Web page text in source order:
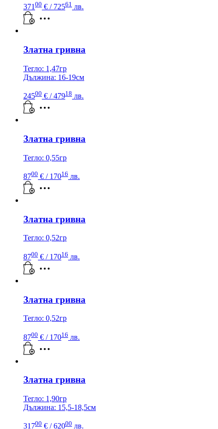
37100 € / 72561 лв.
Златна гривна
Тегло: 1,47гр
Дължина: 16-19см
24500 € / 47918 лв.
Златна гривна
Тегло: 0,55гр
8700 € / 17016 лв.
Златна гривна
Тегло: 0,52гр
8700 € / 17016 лв.
Златна гривна
Тегло: 0,52гр
8700 € / 17016 лв.
Златна гривна
Тегло: 1,90гр
Дължина: 15,5-18,5см
31700 € / 62000 лв.